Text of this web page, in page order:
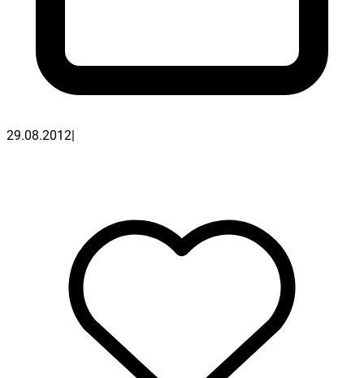
29.08.2012|